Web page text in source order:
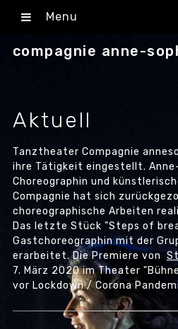
compagnie anne-
Aktuell
Tanztheater Compagnie
ihre Tätigkeit eingestellt.
Choreographin und
Compagnie hat sich
choreographische Arbeiten
Das letzte Stück "Steps of
Gastchoreographin mit der
erarbeitet. Die Premiere von
7. März 2020 im Theater
vor Lockdown / Corona
Menu